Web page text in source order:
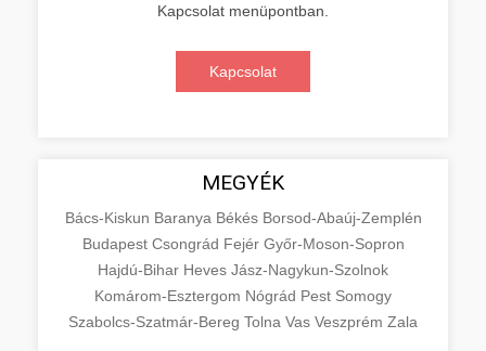
Kapcsolat menüpontban.
Kapcsolat
MEGYÉK
Bács-Kiskun Baranya Békés Borsod-Abaúj-Zemplén
Budapest Csongrád Fejér Győr-Moson-Sopron
Hajdú-Bihar Heves Jász-Nagykun-Szolnok
Komárom-Esztergom Nógrád Pest Somogy
Szabolcs-Szatmár-Bereg Tolna Vas Veszprém Zala